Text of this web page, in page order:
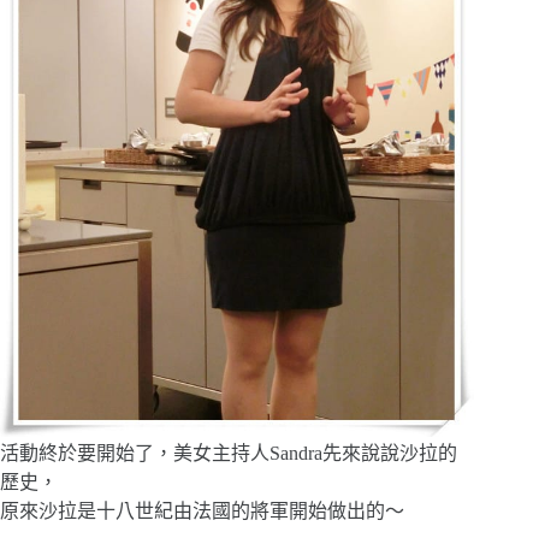
活動終於要開始了，美女主持人Sandra先來說說沙拉的
歷史，
原來沙拉是十八世紀由法國的將軍開始做出的～